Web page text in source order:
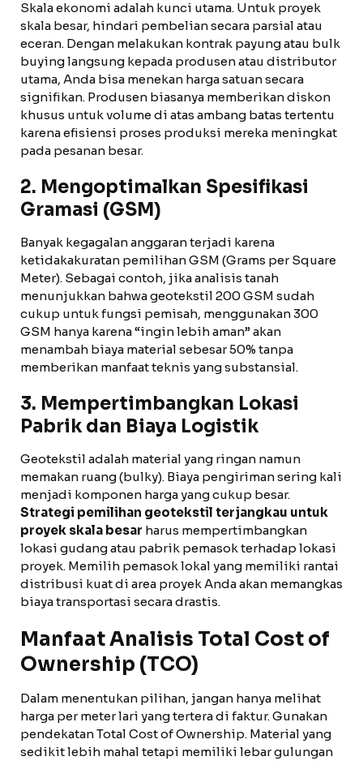
Skala ekonomi adalah kunci utama. Untuk proyek
skala besar, hindari pembelian secara parsial atau
eceran. Dengan melakukan kontrak payung atau bulk
buying langsung kepada produsen atau distributor
utama, Anda bisa menekan harga satuan secara
signifikan. Produsen biasanya memberikan diskon
khusus untuk volume di atas ambang batas tertentu
karena efisiensi proses produksi mereka meningkat
pada pesanan besar.
2. Mengoptimalkan Spesifikasi
Gramasi (GSM)
Banyak kegagalan anggaran terjadi karena
ketidakakuratan pemilihan GSM (Grams per Square
Meter). Sebagai contoh, jika analisis tanah
menunjukkan bahwa geotekstil 200 GSM sudah
cukup untuk fungsi pemisah, menggunakan 300
GSM hanya karena “ingin lebih aman” akan
menambah biaya material sebesar 50% tanpa
memberikan manfaat teknis yang substansial.
3. Mempertimbangkan Lokasi
Pabrik dan Biaya Logistik
Geotekstil adalah material yang ringan namun
memakan ruang (bulky). Biaya pengiriman sering kali
menjadi komponen harga yang cukup besar.
Strategi pemilihan geotekstil terjangkau untuk
proyek skala besar harus mempertimbangkan
lokasi gudang atau pabrik pemasok terhadap lokasi
proyek. Memilih pemasok lokal yang memiliki rantai
distribusi kuat di area proyek Anda akan memangkas
biaya transportasi secara drastis.
Manfaat Analisis Total Cost of
Ownership (TCO)
Dalam menentukan pilihan, jangan hanya melihat
harga per meter lari yang tertera di faktur. Gunakan
pendekatan Total Cost of Ownership. Material yang
sedikit lebih mahal tetapi memiliki lebar gulungan